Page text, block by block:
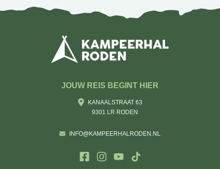
JOUW REIS BEGINT HIER
KANAALSTRAAT 63
9301 LR RODEN
INFO@KAMPEERHALRODEN.NL